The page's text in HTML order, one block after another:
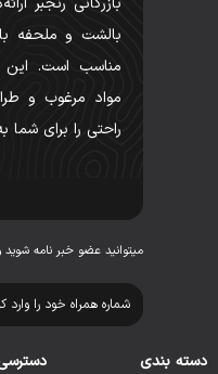
بالشت و ملحفه
مناسب است. این
مواد مرغوب و
راحتی را برای شما
میتوانید عضو خبر نامه
دسته بندی